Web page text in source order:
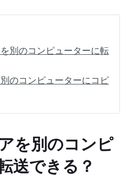
別のコンピューターに転
のコンピューターにコピ
を別のコンピ
送できる？